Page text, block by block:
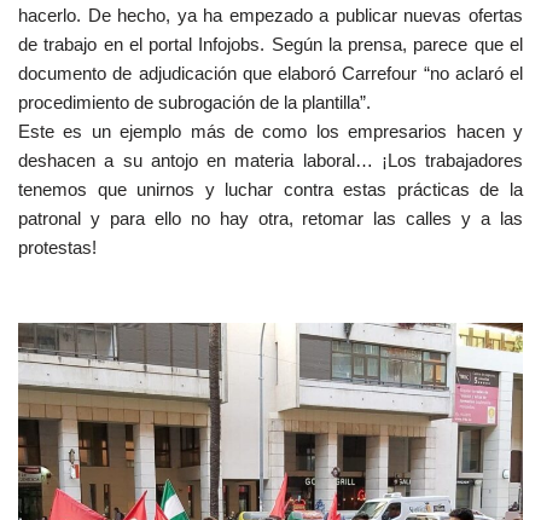
hacerlo. De hecho, ya ha empezado a publicar nuevas ofertas
de trabajo en el portal Infojobs. Según la prensa, parece que el
documento de adjudicación que elaboró Carrefour “no aclaró el
procedimiento de subrogación de la plantilla”.
Este es un ejemplo más de como los empresarios hacen y
deshacen a su antojo en materia laboral… ¡Los trabajadores
tenemos que unirnos y luchar contra estas prácticas de la
patronal y para ello no hay otra, retomar las calles y a las
protestas!